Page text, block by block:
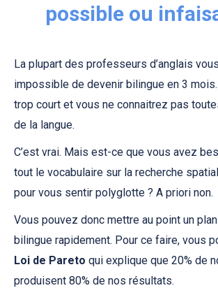
possible ou
La plupart des professeurs d’anglais
impossible de devenir bilingue en 3
trop court et vous ne connaitrez pas
de la langue.
C’est vrai. Mais est-ce que vous avez
tout le vocabulaire sur la recherche
pour vous sentir polyglotte ? A priori non.
Vous pouvez donc mettre au point un
bilingue rapidement. Pour ce faire, vous
Loi de Pareto qui explique que 20% de
produisent 80% de nos résultats.